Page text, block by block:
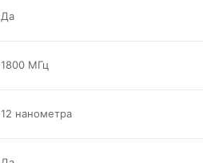
Да
1800 МГц
12 нанометра